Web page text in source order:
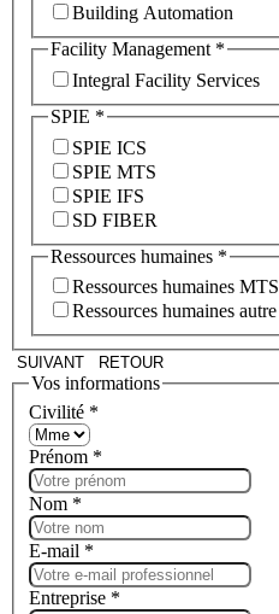
Building Automation
Facility Management *
Integral Facility Services
SPIE *
SPIE ICS
SPIE MTS
SPIE IFS
SD FIBER
Ressources humaines *
Ressources humaines MTS
Ressources humaines autre
SUIVANT RETOUR
Vos informations
Civilité *
Prénom *
Nom *
E-mail *
Entreprise *